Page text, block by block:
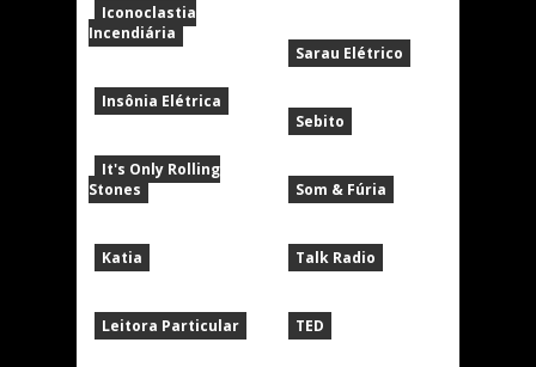
Iconoclastia
Incendiária
Insônia Elétrica
It's Only Rolling
Stones
Katia
Leitora Particular
Sarau Elétrico
Sebito
Som & Fúria
Talk Radio
TED